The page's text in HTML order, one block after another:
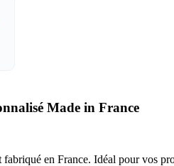
Made in France
en France. Idéal pour vos